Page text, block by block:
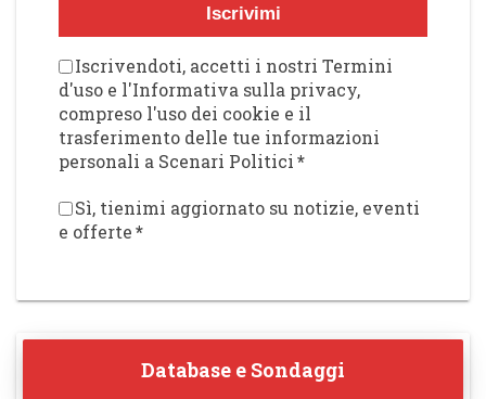
Iscrivimi
Iscrivendoti, accetti i nostri Termini
d'uso e l'Informativa sulla privacy,
compreso l'uso dei cookie e il
trasferimento delle tue informazioni
personali a Scenari Politici*
Sì, tienimi aggiornato su notizie, eventi
e offerte*
Database e Sondaggi